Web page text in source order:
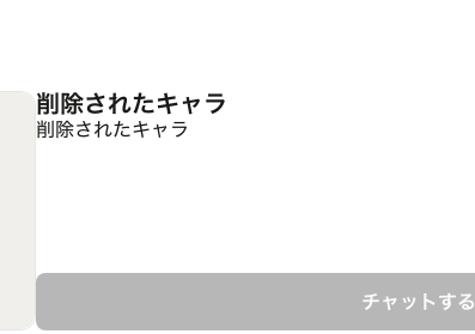
削除されたキャラ
削除されたキャラ
チャットする